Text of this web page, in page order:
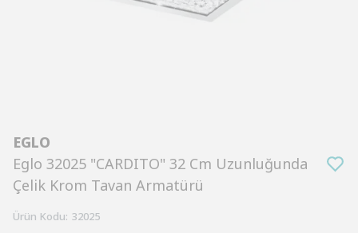
EGLO
Eglo 32025 "CARDITO" 32 Cm Uzunluğunda
Çelik Krom Tavan Armatürü
Ürün Kodu: 32025